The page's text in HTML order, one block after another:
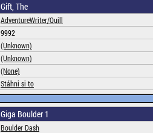
Gift, The
AdventureWriter/Quill
9992
(Unknown)
(Unknown)
(None)
Stáhni si to
Giga Boulder 1
Boulder Dash